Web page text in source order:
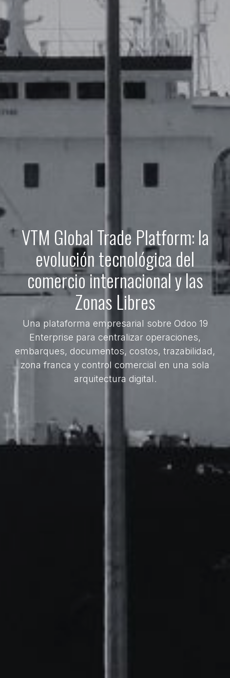
VTM Global Trade Platform: la
evolución tecnológica del
comercio internacional y las
Zonas Libres
Una plataforma empresarial sobre Odoo 19
Enterprise para centralizar operaciones,
embarques, documentos, costos, trazabilidad,
zona franca y control comercial en una sola
arquitectura digital.